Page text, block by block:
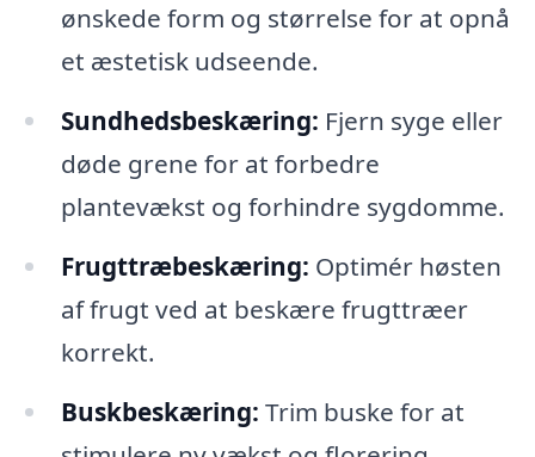
ønskede form og størrelse for at opnå
et æstetisk udseende.
Sundhedsbeskæring: Fjern syge eller
døde grene for at forbedre
plantevækst og forhindre sygdomme.
Frugttræbeskæring: Optimér høsten
af frugt ved at beskære frugttræer
korrekt.
Buskbeskæring: Trim buske for at